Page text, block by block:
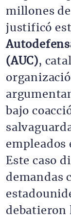
millones
justificó
(AUC),
bajo
Este caso
demandas
debatieron